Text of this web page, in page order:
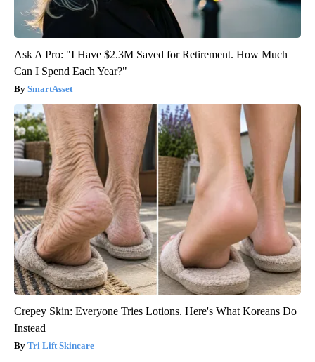
Ask A Pro: "I Have $2.3M Saved for Retirement. How Much
Can I Spend Each Year?"
SmartAsset
Crepey Skin: Everyone Tries Lotions. Here's What Koreans Do
Instead
Tri Lift Skincare